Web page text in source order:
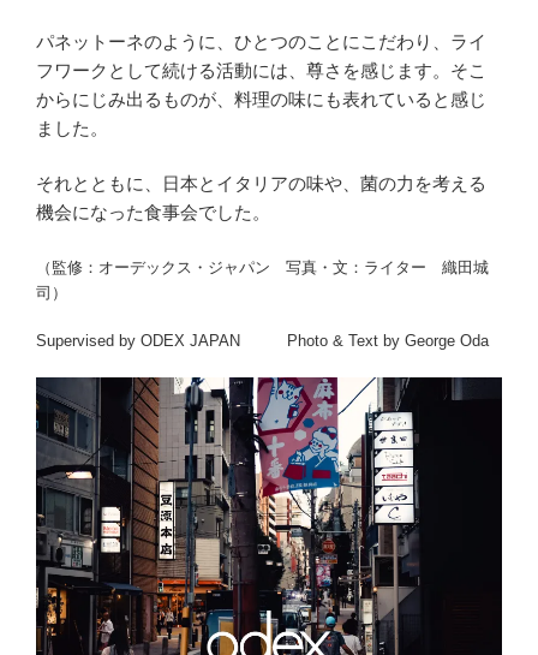
パネットーネのように、ひとつのことにこだわり、ライ
フワークとして続ける活動には、尊さを感じます。そこ
からにじみ出るものが、料理の味にも表れていると感じ
ました。
それとともに、日本とイタリアの味や、菌の力を考える
機会になった食事会でした。
（監修：オーデックス・ジャパン 写真・文：ライター 織田城
司）
Supervised by ODEX JAPAN Photo & Text by George Oda